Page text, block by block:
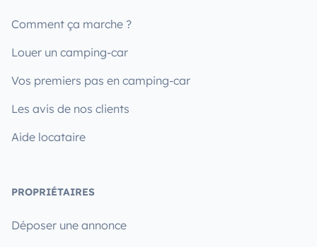
Comment ça marche ?
Louer un camping-car
Vos premiers pas en camping-car
Les avis de nos clients
Aide locataire
PROPRIÉTAIRES
Déposer une annonce